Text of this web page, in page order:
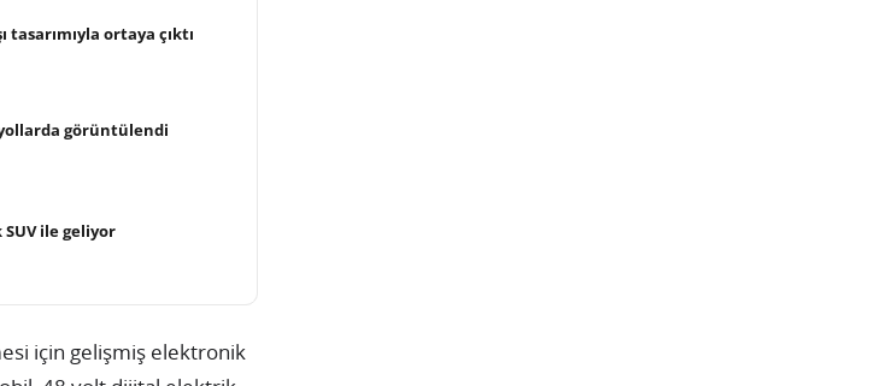
tasarımıyla ortaya çıktı
görüntülendi
ile geliyor
için gelişmiş elektronik